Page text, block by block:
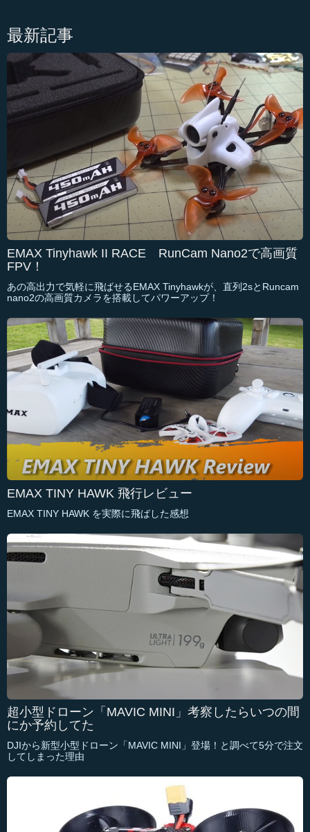
最新記事
EMAX Tinyhawk II RACE RunCam Nano2で高画質
FPV！
あの高出力で気軽に飛ばせるEMAX Tinyhawkが、直列2sとRuncam
nano2の高画質カメラを搭載してパワーアップ！
EMAX TINY HAWK 飛行レビュー
EMAX TINY HAWK を実際に飛ばした感想
超小型ドローン「MAVIC MINI」考察したらいつの間
にか予約してた
DJIから新型小型ドローン「MAVIC MINI」登場！と調べて5分で注文
してしまった理由